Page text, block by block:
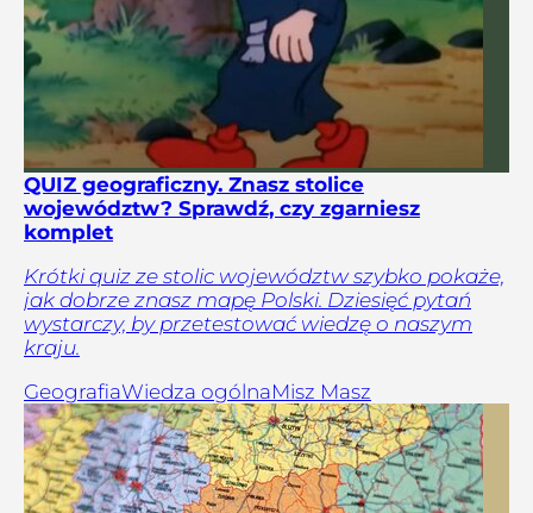
QUIZ geograficzny. Znasz stolice
województw? Sprawdź, czy zgarniesz
komplet
Krótki quiz ze stolic województw szybko pokaże,
jak dobrze znasz mapę Polski. Dziesięć pytań
wystarczy, by przetestować wiedzę o naszym
kraju.
GeografiaWiedza ogólnaMisz Masz